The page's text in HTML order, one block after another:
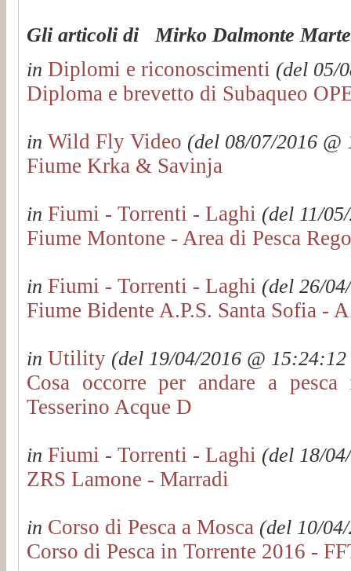
Gli articoli di Mirko Dalmonte
in Diplomi e riconoscimenti (del 05/
Diploma e brevetto di Subaqueo
in Wild Fly Video (del 08/07/2016
Fiume Krka & Savinja
in Fiumi - Torrenti - Laghi (del 11/
Fiume Montone - Area di Pesca
in Fiumi - Torrenti - Laghi (del 26/
Fiume Bidente A.P.S. Santa Sofia -
in Utility (del 19/04/2016 @
Cosa occorre per andare a
Tesserino Acque D
in Fiumi - Torrenti - Laghi (del 18/
ZRS Lamone - Marradi
in Corso di Pesca a Mosca (del 10/
Corso di Pesca in Torrente 2016 -